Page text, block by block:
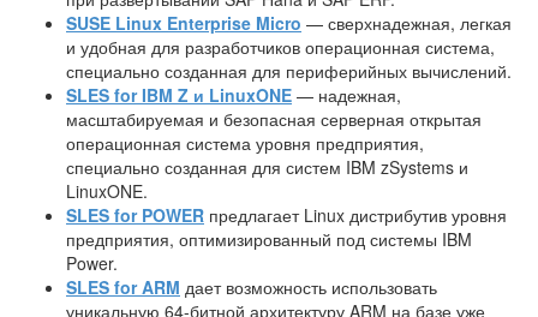
SUSE Linux Enterprise Micro — сверхнадежная, легкая
и удобная для разработчиков операционная система,
специально созданная для периферийных вычислений.
SLES for IBM Z и LinuxONE — надежная,
масштабируемая и безопасная серверная открытая
операционная система уровня предприятия,
специально созданная для систем IBM zSystems и
LinuxONE.
SLES for POWER предлагает Linux дистрибутив уровня
предприятия, оптимизированный под системы IBM
Power.
SLES for ARM дает возможность использовать
уникальную 64-битной архитектуру ARM на базе уже